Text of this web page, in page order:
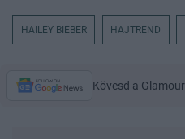
HAILEY BIEBER HAJTREND
Kövesd a